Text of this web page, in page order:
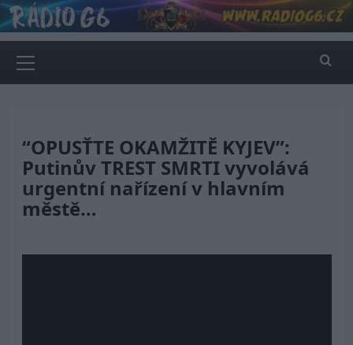
Skip
to
content
Menu
“OPUSŤTE OKAMŽITĚ KYJEV”:
Putinův TREST SMRTI vyvolává
urgentní nařízení v hlavním
městě…